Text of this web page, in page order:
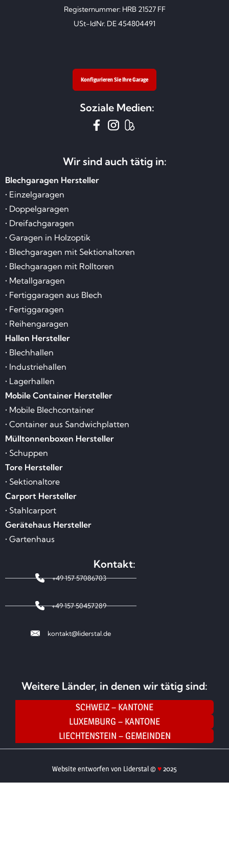
Registernummer: HRB 21527 FF
USt-IdNr. DE 454804491
Konfigurieren Sie Ihre Garage
Soziale Medien:
Wir sind auch tätig in:
Blechgaragen Hersteller
• Einzelgaragen
• Doppelgaragen
• Dreifachgaragen
• Garagen in Holzoptik
• Blechgaragen mit Sektionaltoren
• Blechgaragen mit Rolltoren
• Metallgaragen
• Fertiggaragen aus Blech
• Fertiggaragen
• Reihengaragen
Hallen Hersteller
• Blechhallen
• Industriehallen
• Lagerhallen
Mobile Container Hersteller
• Mobile Blechcontainer
• Container aus Sandwichplatten
Mülltonnenboxen Hersteller
• Schuppen
Tore Hersteller
• Sektionaltore
Carport Hersteller
• Stahlcarport
Gerätehaus Hersteller
• Gartenhaus
Kontakt:
+49 157 57086703
+49 157 50457289
kontakt@liderstal.de
Weitere Länder, in denen wir tätig sind:
SCHWEIZ – KANTONE
LUXEMBURG – KANTONE
LIECHTENSTEIN – GEMEINDEN
Website entworfen von Liderstal © ♥2025